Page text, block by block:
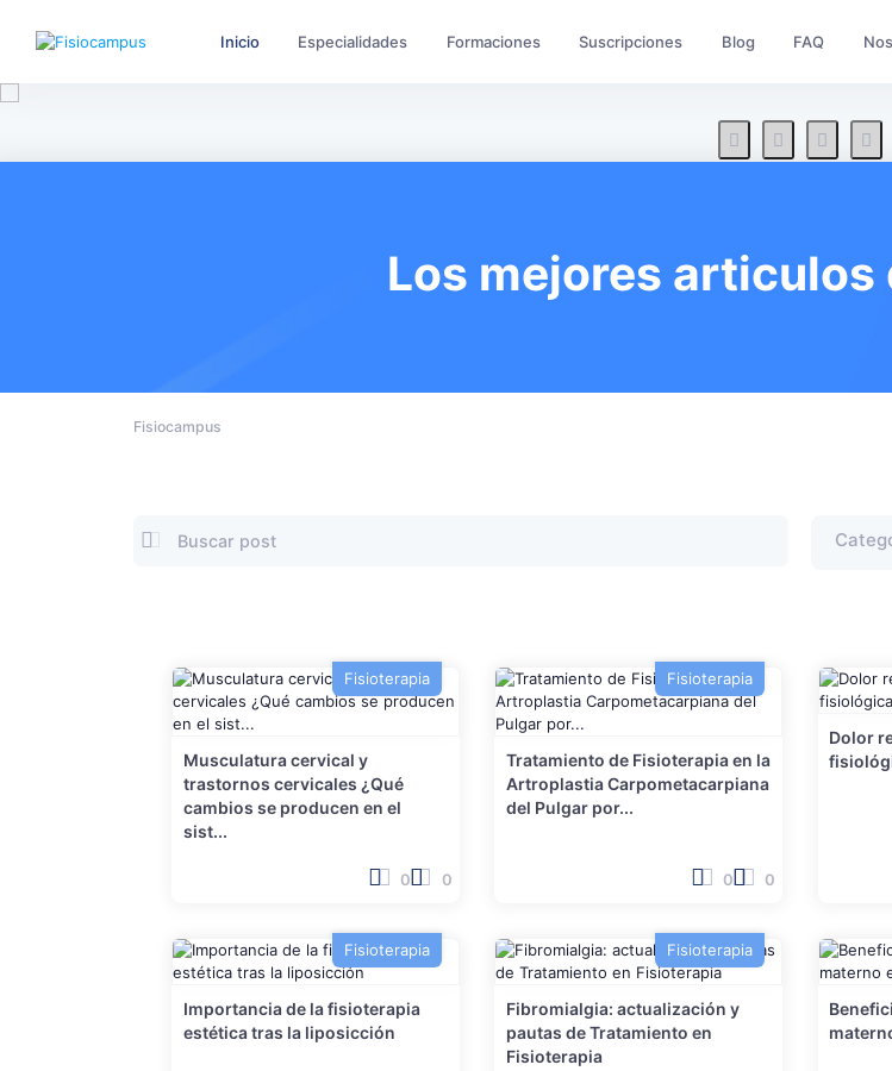
Inicio Especialidades Formaciones Suscripciones Blog FAQ
Los mejores
Fisiocampus
Fisioterapia
Musculatura cervical y
trastornos cervicales ¿Qué
cambios se producen en el
sist...
0 0
Fisioterapia
Tratamiento de Fisioterapia en la
Artroplastia Carpometacarpiana
del Pulgar por...
0 0
Dolor
Fisioterapia
Importancia de la fisioterapia
estética tras la liposicción
Fisioterapia
Fibromialgia: actualización y
pautas de Tratamiento en
Fisioterapia